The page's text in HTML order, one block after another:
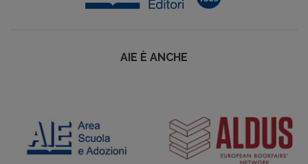
AIE È ANCHE